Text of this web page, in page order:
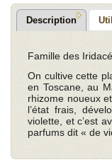
Description
Famille des
On cultive cette
en Toscane, au
rhizome noueux
l’état frais,
violette, et c’est
parfums dit « de